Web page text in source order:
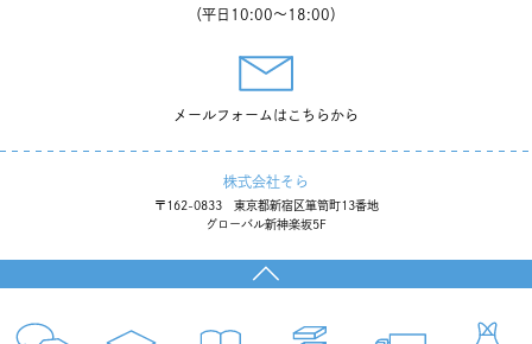
（平日10:00〜18:00）
メールフォームはこちらから
株式会社そら
〒162-0833 東京都新宿区箪笥町13番地
グローバル新神楽坂5F